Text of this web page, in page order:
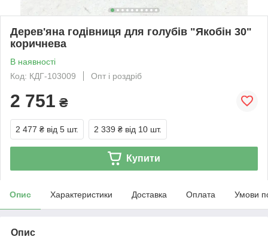
Дерев'яна годівниця для голубів "Якобін 30"
коричнева
В наявності
Код: КДГ-103009
Опт і роздріб
2 751 ₴
2 477 ₴ від 5 шт. 2 339 ₴ від 10 шт.
Купити
Опис Характеристики Доставка Оплата Умови
Опис